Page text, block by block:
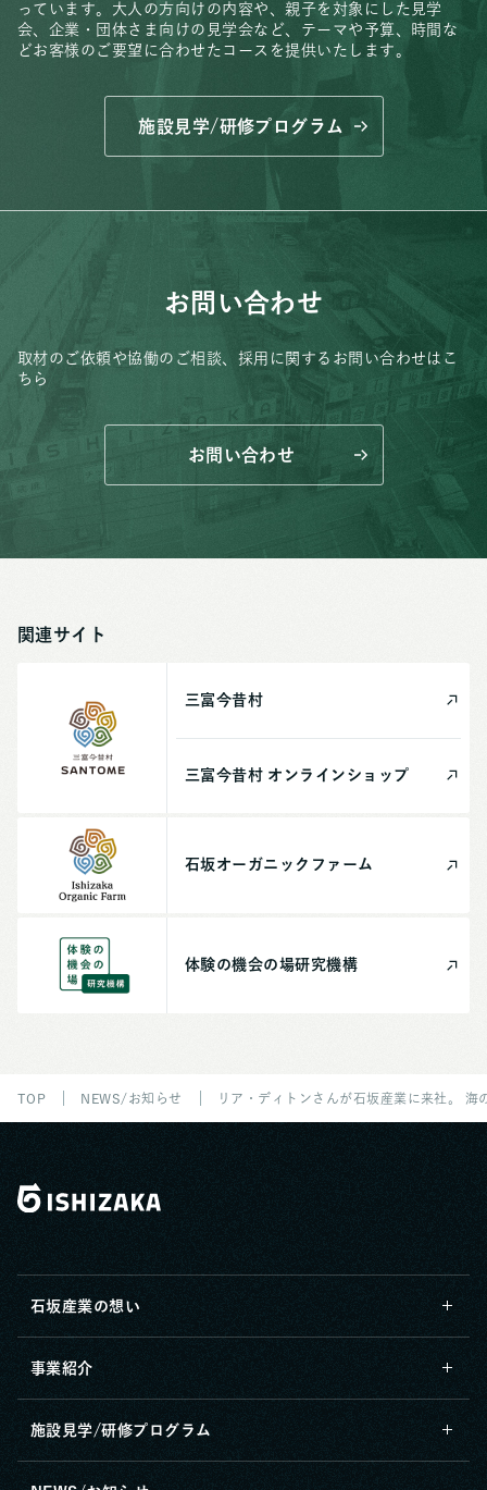
っています。 大人の方向けの内容や、親子を対象にした見学
会、 企業・団体さま向けの見学会など、 テーマや予算、時間な
どお客様のご要望に合わせたコースを提供いたします。
施設見学/研修プログラム
お問い合わせ
取材のご依頼や協働のご相談、 採用に関するお問い合わせはこ
ちら
お問い合わせ
関連サイト
三富今昔村
三富今昔村 オンライン ショップ
石坂オーガニック ファーム
体験の機会の場研究機構
TOP NEWS/お知らせ リア・ディトンさんが石坂産業に来社。
石坂産業の想い
事業紹介
施設見学/研修プログラム